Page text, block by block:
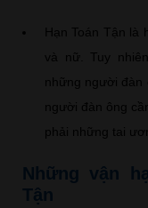
Hạn Toán Tận là
và nữ. Tuy
những người đàn
người đàn ông
phải những tai
Những vận
Tận